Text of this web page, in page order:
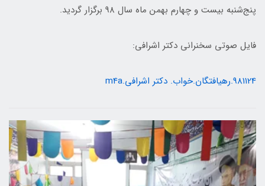
پنج‌شنبه بیست و چهارم بهمن ماه سال 98 برگزار گردید.
فایل صوتی سخنرانی دکتر اشرافی:
981124.رهیافتگان.خواب. دکتر اشرافی.m4a